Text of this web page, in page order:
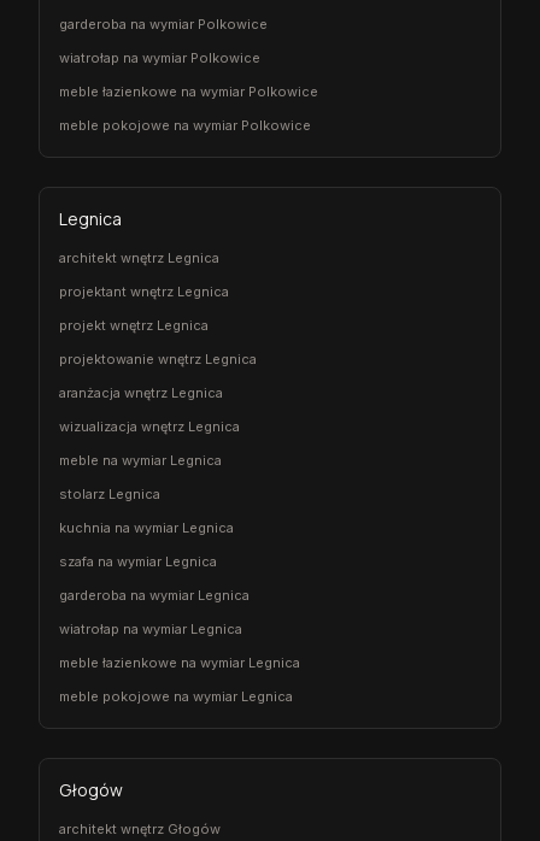
garderoba na wymiar Polkowice
wiatrołap na wymiar Polkowice
meble łazienkowe na wymiar Polkowice
meble pokojowe na wymiar Polkowice
Legnica
architekt wnętrz Legnica
projektant wnętrz Legnica
projekt wnętrz Legnica
projektowanie wnętrz Legnica
aranżacja wnętrz Legnica
wizualizacja wnętrz Legnica
meble na wymiar Legnica
stolarz Legnica
kuchnia na wymiar Legnica
szafa na wymiar Legnica
garderoba na wymiar Legnica
wiatrołap na wymiar Legnica
meble łazienkowe na wymiar Legnica
meble pokojowe na wymiar Legnica
Głogów
architekt wnętrz Głogów